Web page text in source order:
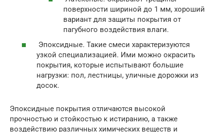
поверхности шириной до 1 мм, хороший
вариант для защиты покрытия от
пагубного воздействия влаги.
Эпоксидные. Такие смеси характеризуются
узкой специализацией. Ими можно окрасить
покрытия, которые испытывают большие
нагрузки: пол, лестницы, уличные дорожки из
досок.
Эпоксидные покрытия отличаются высокой
прочностью и стойкостью к истиранию, а также
воздействию различных химических веществ и